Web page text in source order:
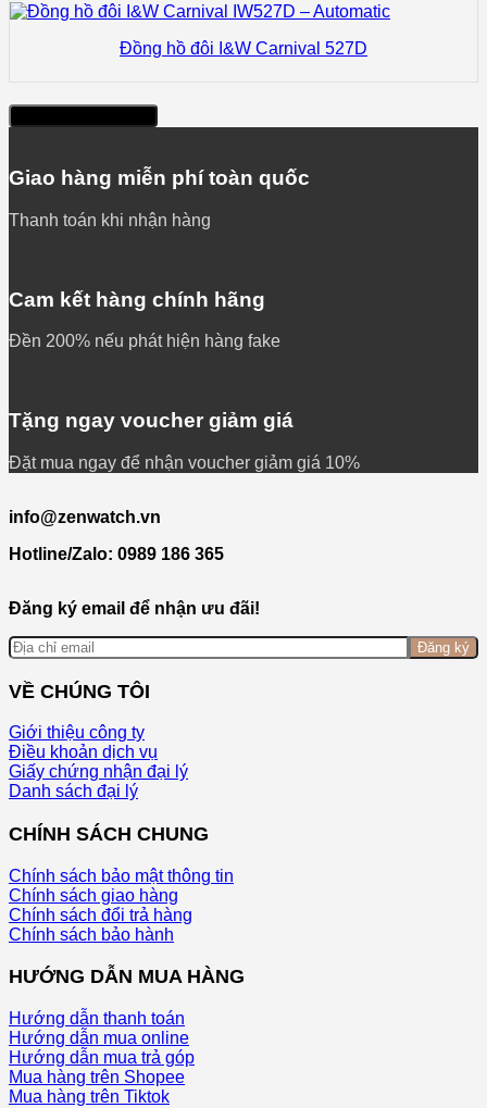
Đồng hồ đôi I&W Carnival 527D
Giao hàng miễn phí toàn quốc
Thanh toán khi nhận hàng
Cam kết hàng chính hãng
Đền 200% nếu phát hiện hàng fake
Tặng ngay voucher giảm giá
Đặt mua ngay để nhận voucher giảm giá 10%
info@zenwatch.vn
Hotline/Zalo: 0989 186 365
Đăng ký email để nhận ưu đãi!
Đăng ký
VỀ CHÚNG TÔI
Giới thiệu công ty
Điều khoản dịch vụ
Giấy chứng nhận đại lý
Danh sách đại lý
CHÍNH SÁCH CHUNG
Chính sách bảo mật thông tin
Chính sách giao hàng
Chính sách đổi trả hàng
Chính sách bảo hành
HƯỚNG DẪN MUA HÀNG
Hướng dẫn thanh toán
Hướng dẫn mua online
Hướng dẫn mua trả góp
Mua hàng trên Shopee
Mua hàng trên Tiktok